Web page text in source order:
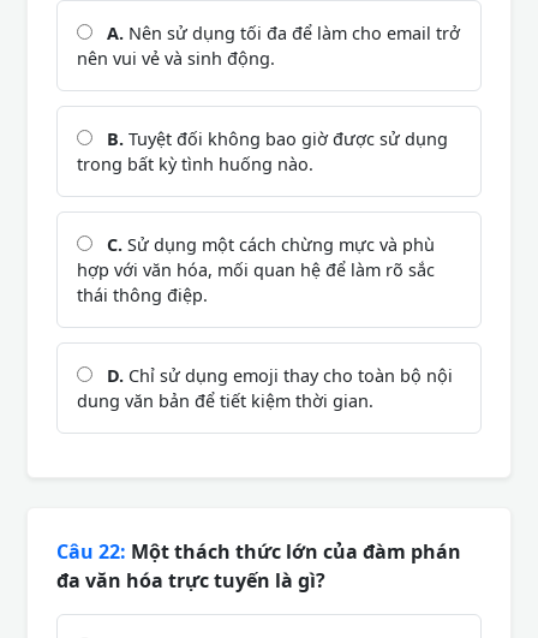
A. Nên sử dụng tối đa để làm cho email trở
nên vui vẻ và sinh động.
B. Tuyệt đối không bao giờ được sử dụng
trong bất kỳ tình huống nào.
C. Sử dụng một cách chừng mực và phù
hợp với văn hóa, mối quan hệ để làm rõ sắc
thái thông điệp.
D. Chỉ sử dụng emoji thay cho toàn bộ nội
dung văn bản để tiết kiệm thời gian.
Câu 22: Một thách thức lớn của đàm phán
đa văn hóa trực tuyến là gì?